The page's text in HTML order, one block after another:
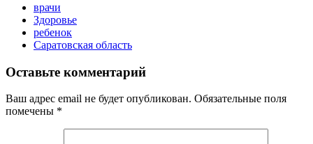
врачи
Здоровье
ребенок
Саратовская область
Оставьте комментарий
Ваш адрес email не будет опубликован. Обязательные поля
помечены *